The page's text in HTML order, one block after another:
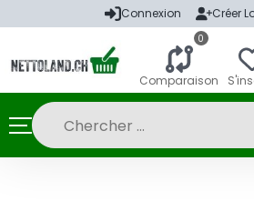
Connexion Créer
0
Comparaison